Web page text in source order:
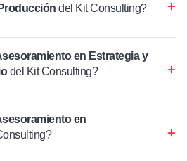
del Kit Consulting?
en Estrategia y
del Kit Consulting?
en